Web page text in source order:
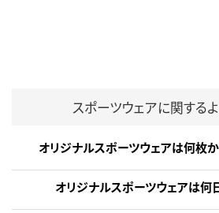
スポーツウェアに関する
オリジナルスポーツウェアは何枚
オリジナルスポーツウェアは何